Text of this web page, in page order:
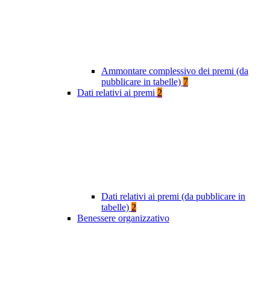
Ammontare complessivo dei premi (da
pubblicare in tabelle) 7
Dati relativi ai premi 2
Dati relativi ai premi (da pubblicare in
tabelle) 2
Benessere organizzativo